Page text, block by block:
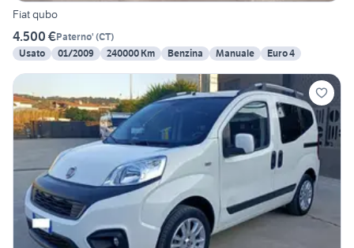
Fiat qubo
4.500 €Paterno' (CT)
Usato
01/2009 240000 Km Benzina Manuale Euro 4